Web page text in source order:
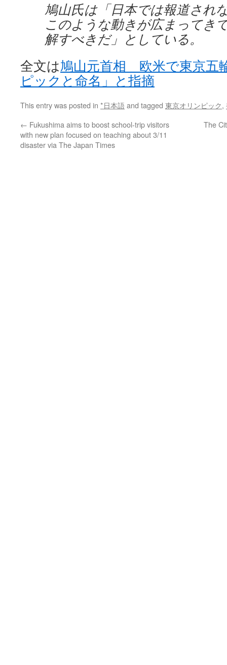
鳩山氏は「日本では報道され
このような動きが広まってき
解すべきだ」としている。
全文は鳩山元首相 欧米で東京五
ピックと命名」と指摘
This entry was posted in *日本語and tagged 東京オリンピック,
← Fukushima aims to boost school-trip visitors
with new plan focused on teaching about 3/11
disaster via The Japan Times
The